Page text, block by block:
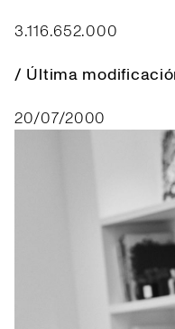
3.116.652.000
/ Última
20/07/2000